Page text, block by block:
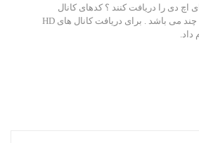
اچ دی را دریافت کنند ؟ کدهای کانال
بابی دستی تلویزیون چند می باشد . برای دریافت کانال های HD
داد.